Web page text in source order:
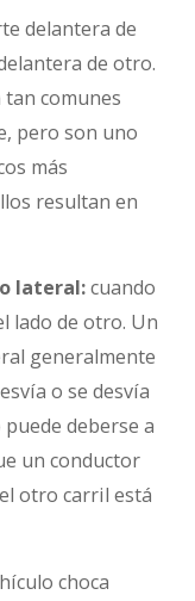
delantera de
de otro.
comunes
pero son uno
más
resultan en
lateral:cuando
lado de otro. Un
generalmente
o se desvía
deberse a
un conductor
otro carril está
choca